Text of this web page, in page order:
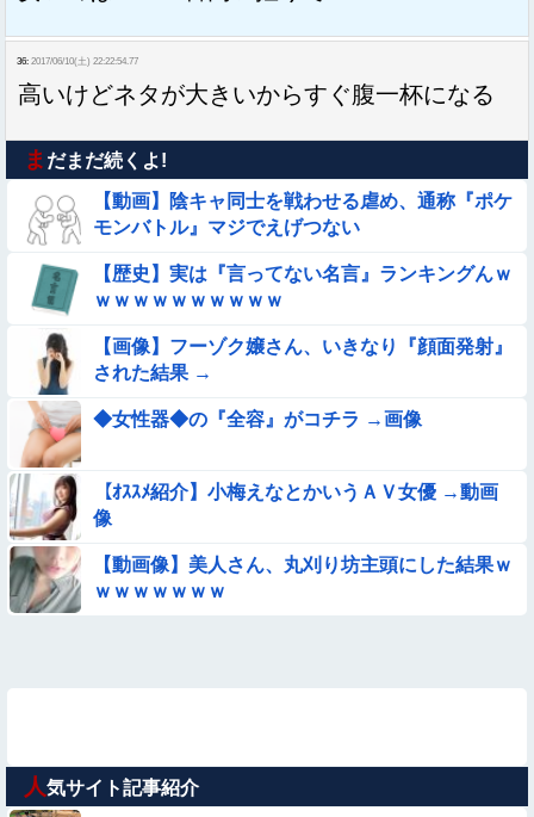
36: 2017/06/10(土) 22:22:54.77
高いけどネタが大きいからすぐ腹一杯になる
ま だまだ続くよ!
【動画】陰キャ同士を戦わせる虐め、通称『ポケ
モンバトル』マジでえげつない
【歴史】実は『言ってない名言』ランキングんｗ
ｗｗｗｗｗｗｗｗｗｗ
【画像】フーゾク嬢さん、いきなり『顔面発射』
された結果 →
◆女性器◆の『全容』がコチラ →画像
【ｵｽｽﾒ紹介】小梅えなとかいうＡＶ女優 →動画
像
【動画像】美人さん、丸刈り坊主頭にした結果ｗ
ｗｗｗｗｗｗｗ
人気サイト記事紹介